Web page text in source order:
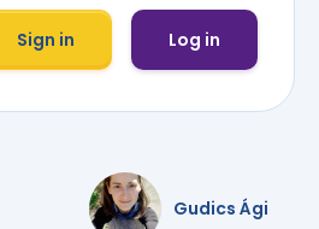
Sign in Log in
Gudics Ági